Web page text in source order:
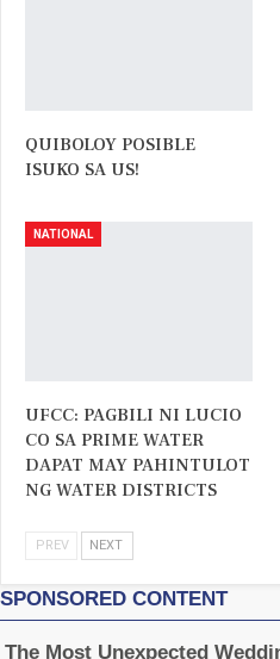
QUIBOLOY POSIBLE
ISUKO SA US!
NATIONAL
UFCC: PAGBILI NI LUCIO
CO SA PRIME WATER
DAPAT MAY PAHINTULOT
NG WATER DISTRICTS
PREV NEXT